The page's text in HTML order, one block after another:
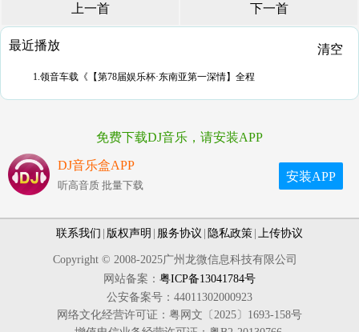
上一首 下一首
最近播放 清空
1.领音车载《【第78届娱乐杯·东南亚第一深情】全程
免费下载DJ音乐，请安装APP
DJ音乐盒APP
听高音质 批量下载
安装APP
联系我们 版权声明 服务协议 隐私政策 上传协议
Copyright © 2008-2025广州龙微信息科技有限公司
网站备案： 粤ICP备13041784号
公安备案号：44011302000923
网络文化经营许可证：粤网文〔2025〕1693-158号